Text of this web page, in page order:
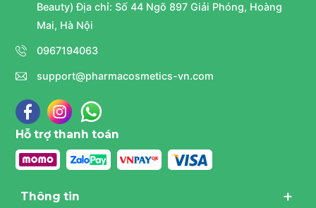
Chống nắng:Bảo vệ da khỏi tác hại của tia UV với
chỉ số chống nắng SPF50+ PA+++.
Kiềm dầu:Kiểm soát dầu thừa, ngăn ngừa bóng
điều trị.
Phù hợp với mọi loại da:
da sau điều trị.
CHỈ ĐỊNHCỦA
Beauty) Địa chỉ: Số 44 Ngõ 897 Giải Phóng, Hoàng
Mai, Hà Nội
0967194063
support@pharmacosmetics-vn.com
Hỗ trợ thanh toán
Thông tin